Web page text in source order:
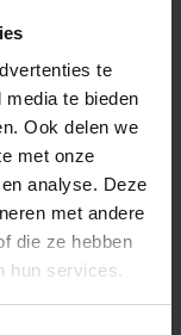
te
te bieden
Ook delen we
met onze
analyse. Deze
met andere
die ze hebben
hun services.